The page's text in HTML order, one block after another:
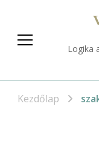
Logika
Kezdőlap